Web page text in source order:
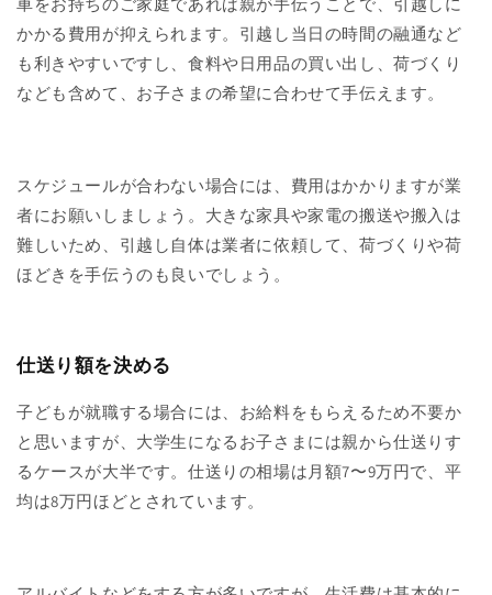
かかる費用が抑えられます。引越し当日の時間の融通など
も利きやすいですし、食料や日用品の買い出し、荷づくり
なども含めて、お子さまの希望に合わせて手伝えます。
スケジュールが合わない場合には、費用はかかりますが業
者にお願いしましょう。大きな家具や家電の搬送や搬入は
難しいため、引越し自体は業者に依頼して、荷づくりや荷
ほどきを手伝うのも良いでしょう。
仕送り額を決める
子どもが就職する場合には、お給料をもらえるため不要か
と思いますが、大学生になるお子さまには親から仕送りす
るケースが大半です。仕送りの相場は月額7〜9万円で、平
均は8万円ほどとされています。